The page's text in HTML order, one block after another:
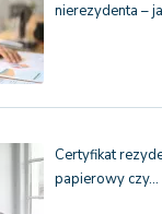
nierezydenta –
Certyfikat
papierowy czy…